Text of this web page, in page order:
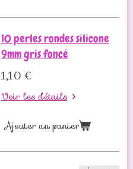
10 perles rondes silicone
9mm gris foncé
1,10 €
Voir les détails
Ajouter au panier